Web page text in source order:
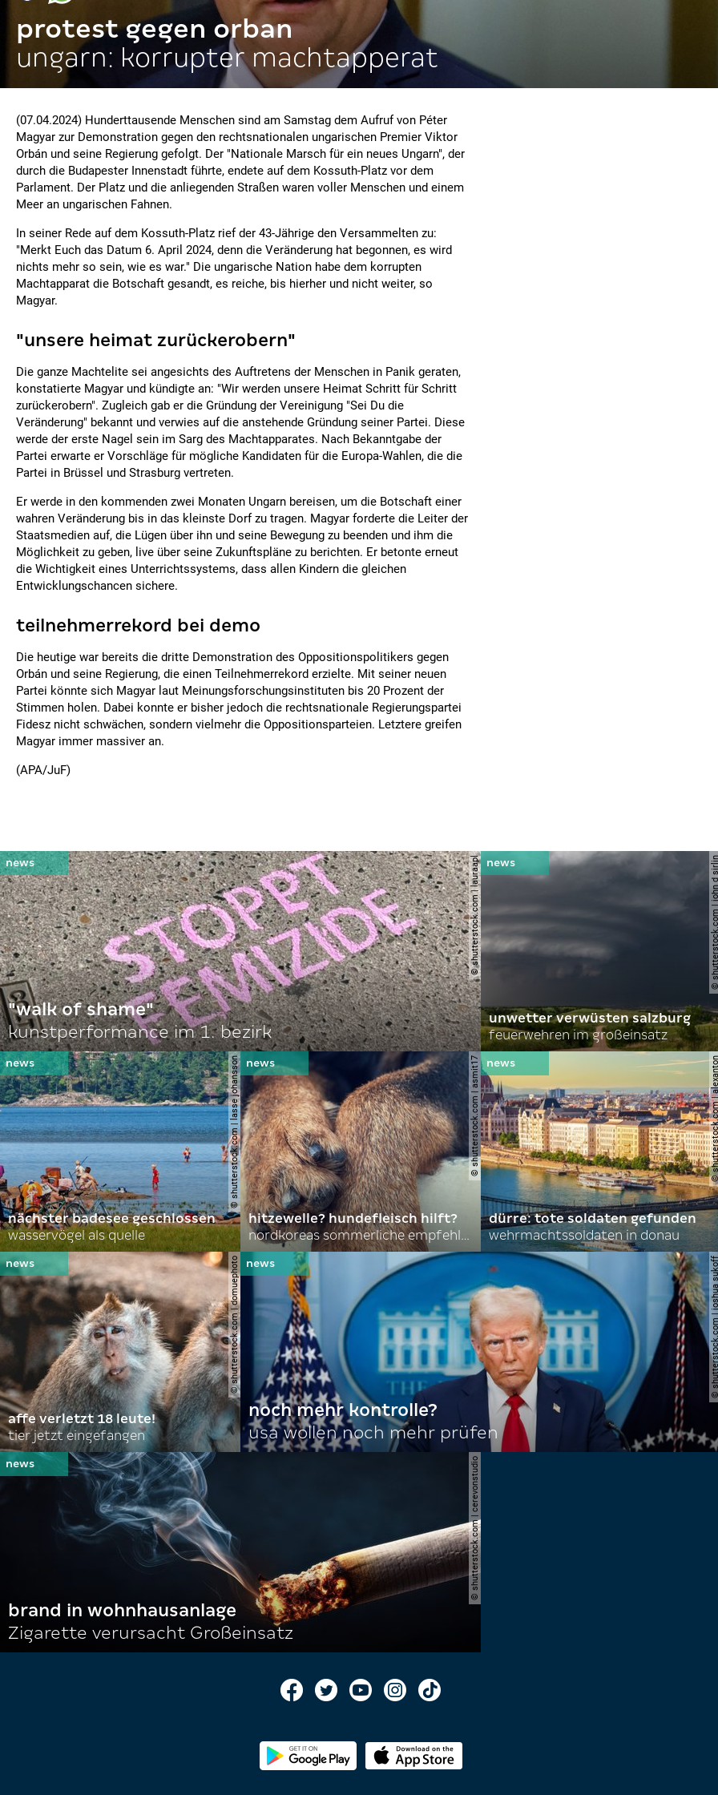
protest gegen orban
ungarn: korrupter machtapperat
(07.04.2024) Hunderttausende Menschen sind am Samstag dem Aufruf von Péter
Magyar zur Demonstration gegen den rechtsnationalen ungarischen Premier Viktor
Orbán und seine Regierung gefolgt. Der "Nationale Marsch für ein neues Ungarn", der
durch die Budapester Innenstadt führte, endete auf dem Kossuth-Platz vor dem
Parlament. Der Platz und die anliegenden Straßen waren voller Menschen und einem
Meer an ungarischen Fahnen.
In seiner Rede auf dem Kossuth-Platz rief der 43-Jährige den Versammelten zu:
"Merkt Euch das Datum 6. April 2024, denn die Veränderung hat begonnen, es wird
nichts mehr so sein, wie es war." Die ungarische Nation habe dem korrupten
Machtapparat die Botschaft gesandt, es reiche, bis hierher und nicht weiter, so
Magyar.
"unsere heimat zurückerobern"
Die ganze Machtelite sei angesichts des Auftretens der Menschen in Panik geraten,
konstatierte Magyar und kündigte an: "Wir werden unsere Heimat Schritt für Schritt
zurückerobern". Zugleich gab er die Gründung der Vereinigung "Sei Du die
Veränderung" bekannt und verwies auf die anstehende Gründung seiner Partei. Diese
werde der erste Nagel sein im Sarg des Machtapparates. Nach Bekanntgabe der
Partei erwarte er Vorschläge für mögliche Kandidaten für die Europa-Wahlen, die die
Partei in Brüssel und Strasburg vertreten.
Er werde in den kommenden zwei Monaten Ungarn bereisen, um die Botschaft einer
wahren Veränderung bis in das kleinste Dorf zu tragen. Magyar forderte die Leiter der
Staatsmedien auf, die Lügen über ihn und seine Bewegung zu beenden und ihm die
Möglichkeit zu geben, live über seine Zukunftspläne zu berichten. Er betonte erneut
die Wichtigkeit eines Unterrichtssystems, dass allen Kindern die gleichen
Entwicklungschancen sichere.
teilnehmerrekord bei demo
Die heutige war bereits die dritte Demonstration des Oppositionspolitikers gegen
Orbán und seine Regierung, die einen Teilnehmerrekord erzielte. Mit seiner neuen
Partei könnte sich Magyar laut Meinungsforschungsinstituten bis 20 Prozent der
Stimmen holen. Dabei konnte er bisher jedoch die rechtsnationale Regierungspartei
Fidesz nicht schwächen, sondern vielmehr die Oppositionsparteien. Letztere greifen
Magyar immer massiver an.
(APA/JuF)
© shutterstock.com | lauraapl
"walk of shame"
kunstperformance im 1. bezirk
©
unwetter verwüsten salzburg
feuerwehren im großeinsatz
© shutterstock.com | lasse johansson
nächster badesee geschlossen
wasservögel als quelle
© shutterstock.com | asmit17
hitzewelle? hundefleisch hilft?
nordkoreas sommerliche empfehlungen
©
dürre: tote soldaten gefunden
wehrmachtssoldaten in donau
© shutterstock.com | domuephoto
affe verletzt 18 leute!
tier jetzt eingefangen
©
noch mehr kontrolle?
usa wollen noch mehr prüfen
© shutterstock.com | cerevonstudio
brand in wohnhausanlage
Zigarette verursacht Großeinsatz